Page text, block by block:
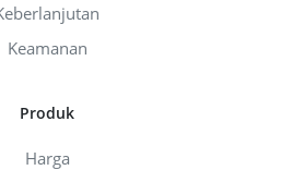
Keamanan
Produk
Harga